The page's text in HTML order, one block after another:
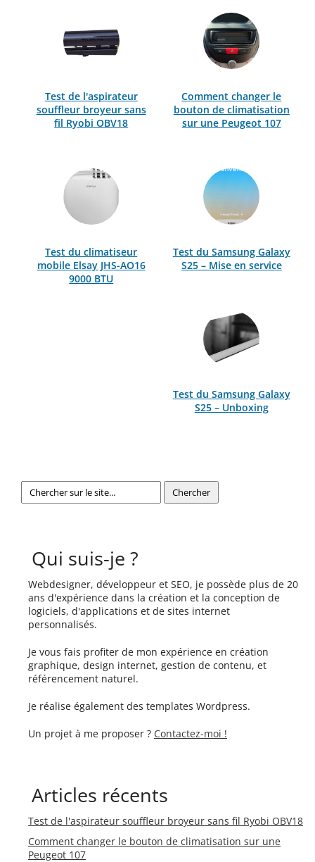
Test de l'aspirateur
souffleur broyeur sans
fil Ryobi OBV18
Comment changer le
bouton de climatisation
sur une Peugeot 107
Test du climatiseur
mobile Elsay JHS-AO16
9000 BTU
Test du Samsung Galaxy
S25 – Mise en service
Test du Samsung Galaxy
S25 – Unboxing
Qui suis-je ?
Webdesigner, développeur et SEO, je possède plus de 20
ans d'expérience dans la création et la conception de
logiciels, d'applications et de sites internet
personnalisés.
Je vous fais profiter de mon expérience en création
graphique, design internet, gestion de contenu, et
référencement naturel.
Je réalise également des templates Wordpress.
Un projet à me proposer ? Contactez-moi !
Articles récents
Test de l'aspirateur souffleur broyeur sans fil Ryobi OBV18
Comment changer le bouton de climatisation sur une
Peugeot 107